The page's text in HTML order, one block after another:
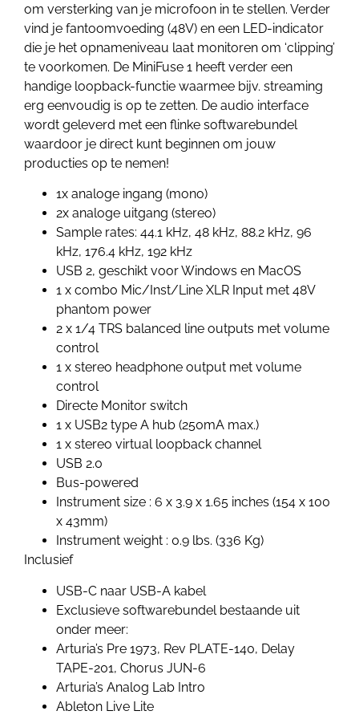
om versterking van je microfoon in te stellen. Verder
vind je fantoomvoeding (48V) en een LED-indicator
die je het opnameniveau laat monitoren om ‘clipping’
te voorkomen. De MiniFuse 1 heeft verder een
handige loopback-functie waarmee bijv. streaming
erg eenvoudig is op te zetten. De audio interface
wordt geleverd met een flinke softwarebundel
waardoor je direct kunt beginnen om jouw
producties op te nemen!
1x analoge ingang (mono)
2x analoge uitgang (stereo)
Sample rates: 44.1 kHz, 48 kHz, 88.2 kHz, 96
kHz, 176.4 kHz, 192 kHz
USB 2, geschikt voor Windows en MacOS
1 x combo Mic/Inst/Line XLR Input met 48V
phantom power
2 x 1/4 TRS balanced line outputs met volume
control
1 x stereo headphone output met volume
control
Directe Monitor switch
1 x USB2 type A hub (250mA max.)
1 x stereo virtual loopback channel
USB 2.0
Bus-powered
Instrument size : 6 x 3.9 x 1.65 inches (154 x 100
x 43mm)
Instrument weight : 0.9 lbs. (336 Kg)
Inclusief
USB-C naar USB-A kabel
Exclusieve softwarebundel bestaande uit
onder meer:
Arturia’s Pre 1973, Rev PLATE-140, Delay
TAPE-201, Chorus JUN-6
Arturia’s Analog Lab Intro
Ableton Live Lite